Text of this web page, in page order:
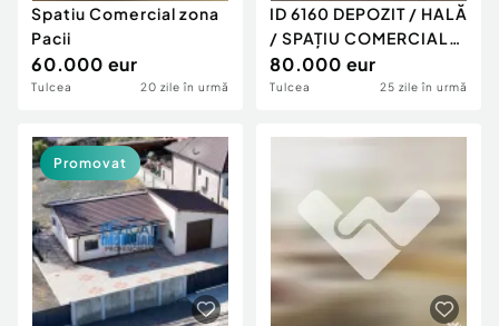
Spatiu Comercial zona
Pacii
60.000 eur
Tulcea 20 zile în urmă
ID 6160 DEPOZIT / HALĂ
/ SPAȚIU COMERCIAL
P+E | DE VÂNZARE
80.000 eur
Tulcea 25 zile în urmă
Promovat